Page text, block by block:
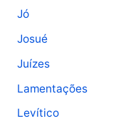
Jó
Josué
Juízes
Lamentações
Levítico